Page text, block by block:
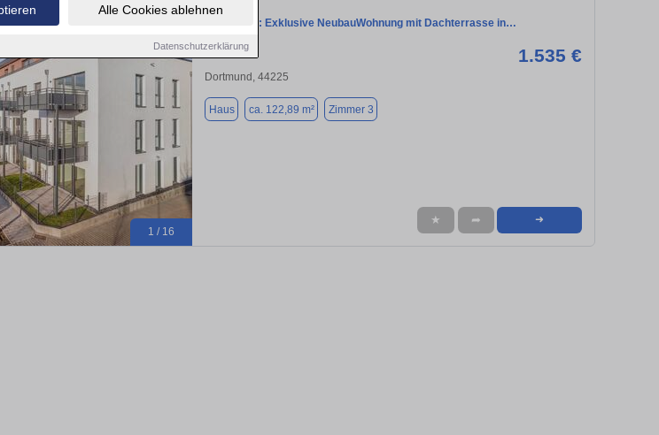
Alle Cookies ablehnen
Datenschutzerklärung
1 / 16
Penthouse: Exklusive NeubauWohnung mit Dachterrasse in…
1.535 €
Dortmund, 44225
Haus ca. 122,89 m² Zimmer 3
★ ➦ ➜